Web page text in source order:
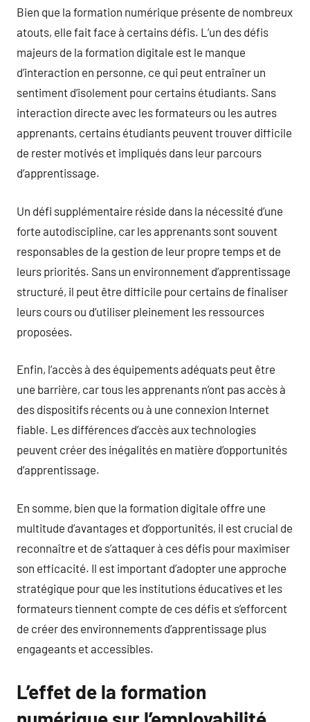
Bien que la formation numérique présente de nombreux
atouts, elle fait face à certains défis. L’un des défis
majeurs de la formation digitale est le manque
d’interaction en personne, ce qui peut entraîner un
sentiment d’isolement pour certains étudiants. Sans
interaction directe avec les formateurs ou les autres
apprenants, certains étudiants peuvent trouver difficile
de rester motivés et impliqués dans leur parcours
d’apprentissage.
Un défi supplémentaire réside dans la nécessité d’une
forte autodiscipline, car les apprenants sont souvent
responsables de la gestion de leur propre temps et de
leurs priorités. Sans un environnement d’apprentissage
structuré, il peut être difficile pour certains de finaliser
leurs cours ou d’utiliser pleinement les ressources
proposées.
Enfin, l’accès à des équipements adéquats peut être
une barrière, car tous les apprenants n’ont pas accès à
des dispositifs récents ou à une connexion Internet
fiable. Les différences d’accès aux technologies
peuvent créer des inégalités en matière d’opportunités
d’apprentissage.
En somme, bien que la formation digitale offre une
multitude d’avantages et d’opportunités, il est crucial de
reconnaître et de s’attaquer à ces défis pour maximiser
son efficacité. Il est important d’adopter une approche
stratégique pour que les institutions éducatives et les
formateurs tiennent compte de ces défis et s’efforcent
de créer des environnements d’apprentissage plus
engageants et accessibles.
L’effet de la formation